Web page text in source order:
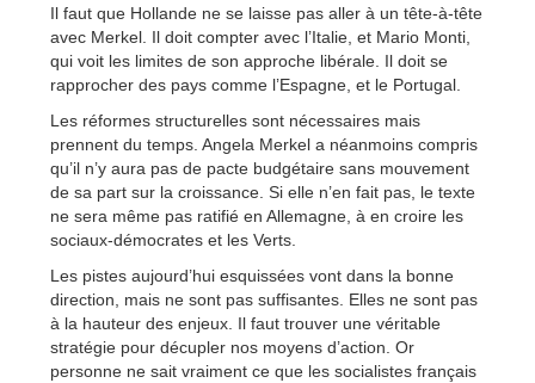
Il faut que Hollande ne se laisse pas aller à un tête-à-tête
avec Merkel. Il doit compter avec l’Italie, et Mario Monti,
qui voit les limites de son approche libérale. Il doit se
rapprocher des pays comme l’Espagne, et le Portugal.
Les réformes structurelles sont nécessaires mais
prennent du temps. Angela Merkel a néanmoins compris
qu’il n’y aura pas de pacte budgétaire sans mouvement
de sa part sur la croissance. Si elle n’en fait pas, le texte
ne sera même pas ratifié en Allemagne, à en croire les
sociaux-démocrates et les Verts.
Les pistes aujourd’hui esquissées vont dans la bonne
direction, mais ne sont pas suffisantes. Elles ne sont pas
à la hauteur des enjeux. Il faut trouver une véritable
stratégie pour décupler nos moyens d’action. Or
personne ne sait vraiment ce que les socialistes français